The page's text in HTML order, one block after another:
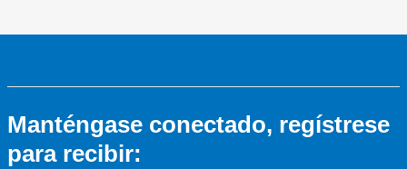
Manténgase conectado, regístrese
para recibir: